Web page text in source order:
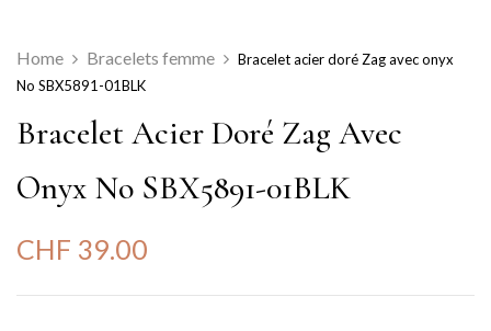
Home Bracelets femme
Bracelet acier doré Zag avec onyx
No SBX5891-01BLK
Bracelet Acier Doré Zag Avec
Onyx No SBX5891-01BLK
CHF 39.00